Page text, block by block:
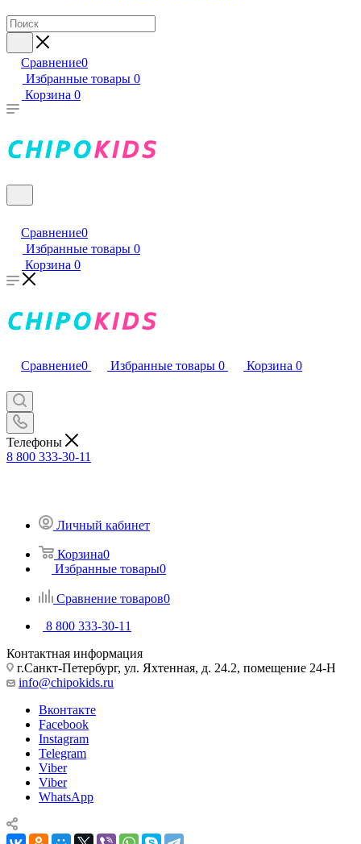
Сравнение0
Избранные товары 0
Корзина 0
Сравнение0
Избранные товары 0
Корзина 0
Сравнение0 Избранные товары 0 Корзина 0
Телефоны
8 800 333-30-11
Личный кабинет
Корзина0
Избранные товары0
Сравнение товаров0
8 800 333-30-11
Контактная информация
г.Санкт-Петербург, ул. Яхтенная, д. 24.2, помещение 24-Н
info@chipokids.ru
Вконтакте
Facebook
Instagram
Telegram
Viber
Viber
WhatsApp